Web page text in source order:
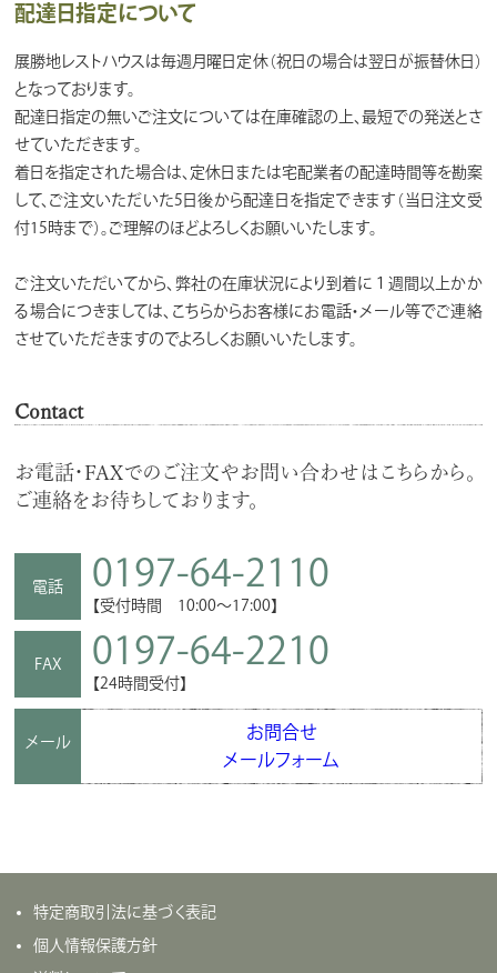
配達日指定について
展勝地レストハウスは毎週月曜日定休（祝日の場合は翌日が振替休日）
となっております。
配達日指定の無いご注文については在庫確認の上、最短での発送とさ
せていただきます。
着日を指定された場合は、定休日または宅配業者の配達時間等を勘案
して、ご注文いただいた5日後から配達日を指定できます（当日注文受
付15時まで）。ご理解のほどよろしくお願いいたします。
ご注文いただいてから、弊社の在庫状況により到着に１週間以上かか
る場合につきましては、こちらからお客様にお電話・メール等でご連絡
させていただきますのでよろしくお願いいたします。
Contact
お電話・FAXでのご注文やお問い合わせはこちらから。
ご連絡をお待ちしております。
電話 0197-64-2110
【受付時間 10:00～17:00】
FAX 0197-64-2210
【24時間受付】
メール
お問合せ
メールフォーム
特定商取引法に基づく表記
個人情報保護方針